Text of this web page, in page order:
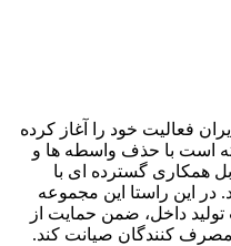
فعالیت خود را آغاز کرده
توانسته است با حذف واسطه ها و
همکاری گسترده ای با
این راستا این مجموعه
تولید داخل، ضمن حمایت از
مصرف کنندگان صیانت کند.